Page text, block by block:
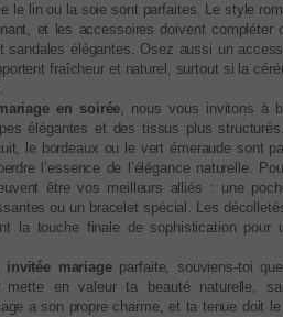
le lin ou la soie sont parfaites. Le style
et les accessoires doivent compléter
élégantes. Osez aussi un
fraîcheur et naturel, surtout si la
en soirée, nous vous invitons à
élégantes et des tissus plus
le bordeaux ou le vert émeraude sont
l’essence de l’élégance naturelle.
être vos meilleurs alliés : une
ou un bracelet spécial. Les
la touche finale de sophistication pour
invitée mariageparfaite, souviens-toi
mette en valeur ta beauté naturelle,
a son propre charme, et ta tenue doit